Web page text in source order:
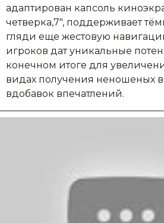
адаптирован капсоль
четверка,7″, поддерживает
гляди еще жестовую
игроков дат уникальные
конечном итоге для
видах получения неношеных
вдобавок впечатлений.